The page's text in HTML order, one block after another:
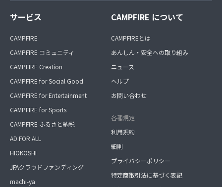
サービス
CAMPFIRE
CAMPFIRE コミュニティ
CAMPFIRE Creation
CAMPFIRE for Social Good
CAMPFIRE for Entertainment
CAMPFIRE for Sports
CAMPFIRE ふるさと納税
AD FOR ALL
HIOKOSHI
JFAクラウドファンディング
machi-ya
CAMPFIRE について
CAMPFIREとは
あんしん・安全への取り組み
ニュース
ヘルプ
お問い合わせ
各種規定
利用規約
細則
プライバシーポリシー
特定商取引法に基づく表記